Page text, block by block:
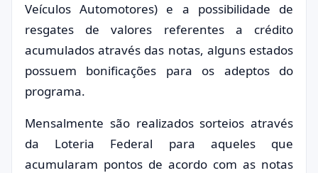
Veículos Automotores) e a possibilidade de
resgates de valores referentes a crédito
acumulados através das notas, alguns estados
possuem bonificações para os adeptos do
programa.
Mensalmente são realizados sorteios através
da Loteria Federal para aqueles que
acumularam pontos de acordo com as notas